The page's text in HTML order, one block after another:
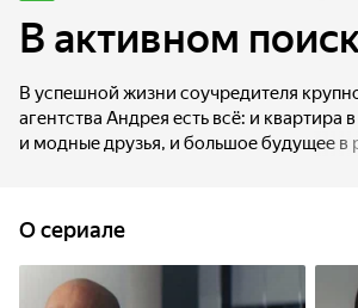
В активном
В успешной жизни соучредителя
агентства Андрея есть всё: и квартира
и модные друзья, и большое будущее в
предстоит нелегкий путь: стать отцом,
от карьеры, и, главное, найти мать
своих бывших возлюбленных.
O сериале